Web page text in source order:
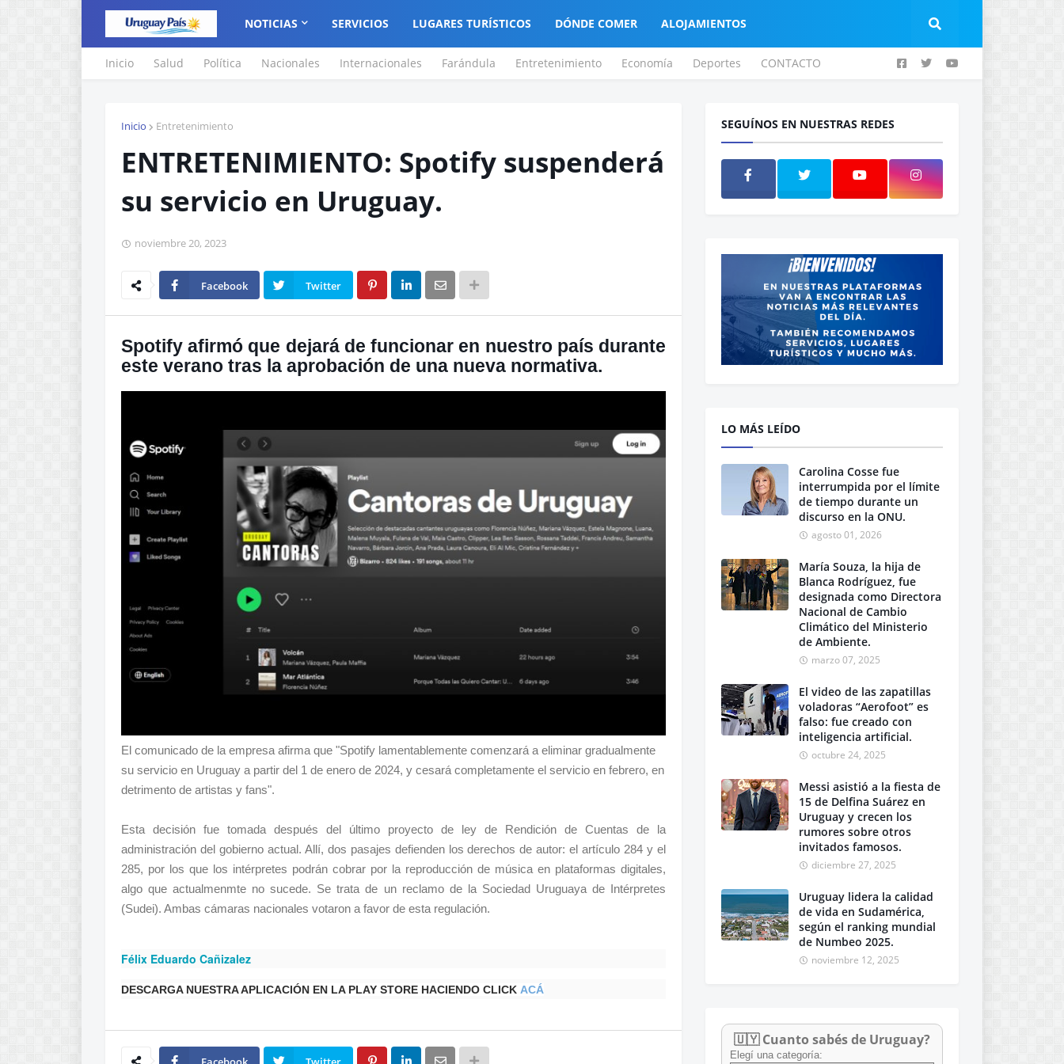
NOTICIAS SERVICIOS LUGARES TURÍSTICOS DÓNDE COMER ALOJAMIENTOS
Inicio Salud Política Nacionales Internacionales Farándula Entretenimiento Economía Deportes CONTACTO
Inicio Entretenimiento
ENTRETENIMIENTO: Spotify suspenderá
su servicio en Uruguay.
noviembre 20, 2023
Facebook Twitter
Spotify afirmó que dejará de funcionar en nuestro país durante
este verano tras la aprobación de una nueva normativa.
El comunicado de la empresa afirma que "Spotify lamentablemente comenzará a eliminar gradualmente
su servicio en Uruguay a partir del 1 de enero de 2024, y cesará completamente el servicio en febrero, en
detrimento de artistas y fans".
Esta decisión fue tomada después del último proyecto de ley de Rendición de Cuentas de la
administración del gobierno actual. Allí, dos pasajes defienden los derechos de autor: el artículo 284 y el
285, por los que los intérpretes podrán cobrar por la reproducción de música en plataformas digitales,
algo que actualmenmte no sucede. Se trata de un reclamo de la Sociedad Uruguaya de Intérpretes
(Sudei). Ambas cámaras nacionales votaron a favor de esta regulación.
Félix Eduardo Cañizalez
DESCARGA NUESTRA APLICACIÓN EN LA PLAY STORE HACIENDO CLICK ACÁ
SEGUÍNOS EN NUESTRAS REDES
LO MÁS LEÍDO
Carolina Cosse fue
interrumpida por el límite
de tiempo durante un
discurso en la ONU.
agosto 01, 2026
María Souza, la hija de
Blanca Rodríguez, fue
designada como Directora
Nacional de Cambio
Climático del Ministerio
de Ambiente.
marzo 07, 2025
El video de las zapatillas
voladoras “Aerofoot” es
falso: fue creado con
inteligencia artificial.
octubre 24, 2025
Messi asistió a la fiesta de
15 de Delfina Suárez en
Uruguay y crecen los
rumores sobre otros
invitados famosos.
diciembre 27, 2025
Uruguay lidera la calidad
de vida en Sudamérica,
según el ranking mundial
de Numbeo 2025.
noviembre 12, 2025
🇺🇾 Cuanto sabés de Uruguay?
Elegí una categoría: